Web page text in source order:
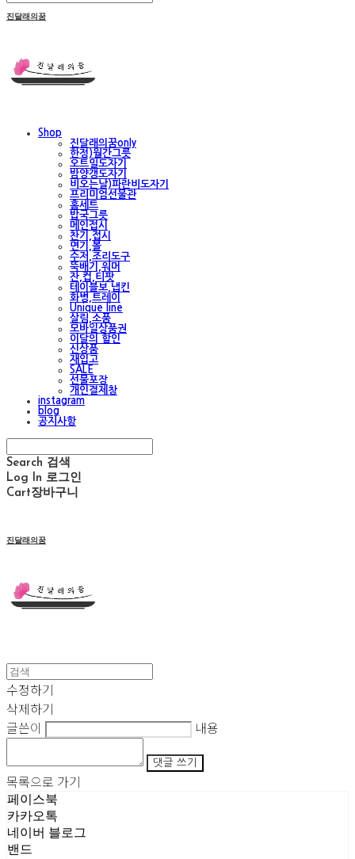
진달래의꿈
Shop
진달래의꿈only
한정)월간그릇
오트밀도자기
밤양갱도자기
비오는날)파란비도자기
프리미엄선물관
홈세트
밥국그릇
메인접시
찬기,접시
면기,볼
수저,조리도구
뚝배기,워머
잔,컵,티팟
테이블보,냅킨
화병,트레이
Unique line
살림,소품
모바일상품권
이달의 할인
신상품
재입고
SALE
선물포장
개인결제창
instagram
blog
공지사항
Search 검색
Log In 로그인
Cart장바구니
진달래의꿈
수정하기
삭제하기
글쓴이
내용
댓글 쓰기
목록으로 가기
페이스북
카카오톡
네이버 블로그
밴드